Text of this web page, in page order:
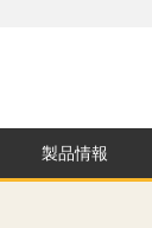
製品情報